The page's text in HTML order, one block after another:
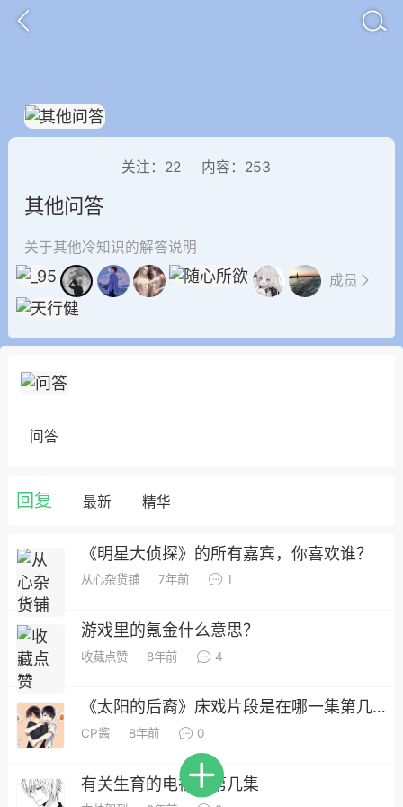
头衔 抽奖
动态 小说
任务
04-14 22:06
心之触动，余生无你，意义何在？
5.6k
帝
06-25 23:10
子，无(度)毒不丈夫
2 8.3k
关注： 22 内容： 253
其他问答
关于其他冷知识的解答说明
成员
问答
回复 最新 精华
《明星大侦探》的所有嘉宾，你喜欢谁？
从心杂货铺 7年前 1
游戏里的氪金什么意思？
收藏点赞 8年前 4
《太阳的后裔》床戏片段是在哪一集第几集 太阳的后裔床戏
CP酱 8年前 0
有关生育的电视剧第几集